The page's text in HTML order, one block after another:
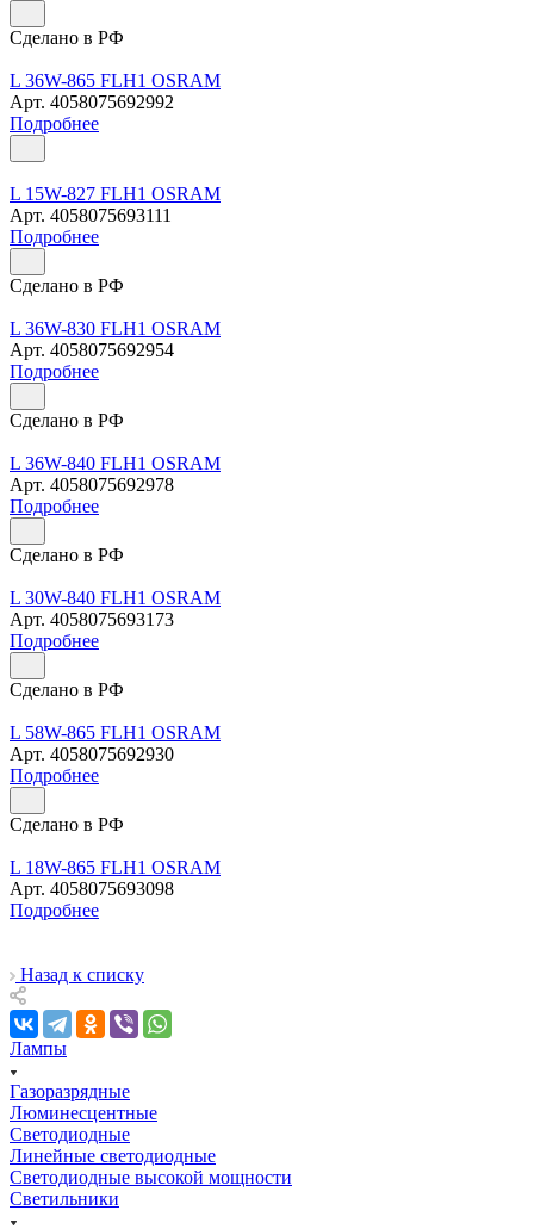
Сделано в РФ
L 36W-865 FLH1 OSRAM
Арт. 4058075692992
Подробнее
L 15W-827 FLH1 OSRAM
Арт. 4058075693111
Подробнее
Сделано в РФ
L 36W-830 FLH1 OSRAM
Арт. 4058075692954
Подробнее
Сделано в РФ
L 36W-840 FLH1 OSRAM
Арт. 4058075692978
Подробнее
Сделано в РФ
L 30W-840 FLH1 OSRAM
Арт. 4058075693173
Подробнее
Сделано в РФ
L 58W-865 FLH1 OSRAM
Арт. 4058075692930
Подробнее
Сделано в РФ
L 18W-865 FLH1 OSRAM
Арт. 4058075693098
Подробнее
Назад к списку
Лампы
Газоразрядные
Люминесцентные
Светодиодные
Линейные светодиодные
Светодиодные высокой мощности
Светильники